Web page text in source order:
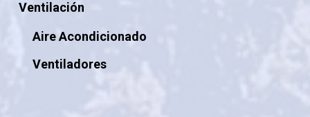
Ventilación
Aire Acondicionado
Ventiladores